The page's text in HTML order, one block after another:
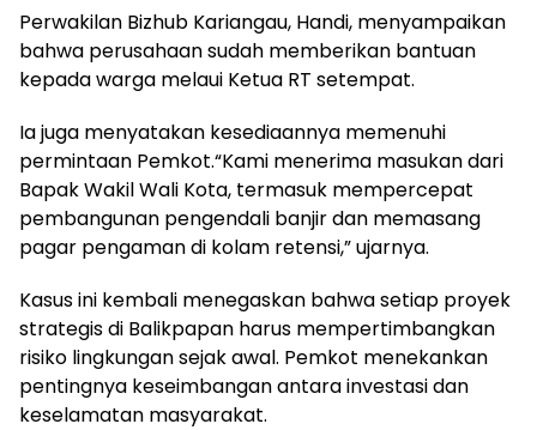
Perwakilan Bizhub Kariangau, Handi, menyampaikan
bahwa perusahaan sudah memberikan bantuan
kepada warga melaui Ketua RT setempat.
Ia juga menyatakan kesediaannya memenuhi
permintaan Pemkot.“Kami menerima masukan dari
Bapak Wakil Wali Kota, termasuk mempercepat
pembangunan pengendali banjir dan memasang
pagar pengaman di kolam retensi,” ujarnya.
Kasus ini kembali menegaskan bahwa setiap proyek
strategis di Balikpapan harus mempertimbangkan
risiko lingkungan sejak awal. Pemkot menekankan
pentingnya keseimbangan antara investasi dan
keselamatan masyarakat.